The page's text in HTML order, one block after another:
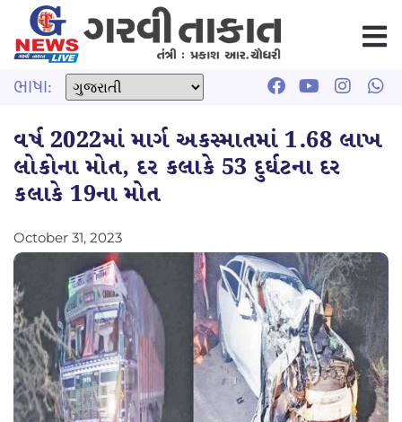
ભાષા:
વર્ષ 2022માં માર્ગ અકસ્માતમાં 1.68 લાખ
લોકોના મોત, દર કલાકે 53 દુર્ઘટના દર
કલાકે 19ના મોત
October 31, 2023